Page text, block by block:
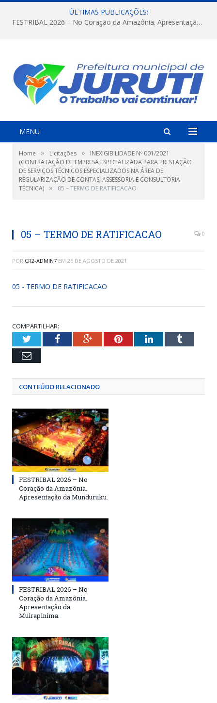
ÚLTIMAS PUBLICAÇÕES:
FESTRIBAL 2026 – No Coração da Amazônia. Apresentação da Munduruku.
MENU
Home » Licitações »
INEXIGIBILIDADE Nº 001/2021
(CONTRATAÇÃO DE EMPRESA ESPECIALIZADA PARA PRESTAÇÃO
DE SERVIÇOS TÉCNICOS ESPECIALIZADOS NA ÁREA DE
REGULARIZAÇÃO DE CONTAS, ASSESSORIA E CONSULTORIA
TÉCNICA) » 05 – TERMO DE RATIFICACAO
05 – TERMO DE RATIFICACAO 0
POR CR2-ADMIN7 EM 26 DE AGOSTO DE 2021
05 - TERMO DE RATIFICACAO
COMPARTILHAR:
TwitterFacebookGoogle+PinterestLinkedInTumblr
Email
CONTEÚDO RELACIONADO
FESTRIBAL 2026 – No
Coração da Amazônia.
Apresentação da Munduruku.
FESTRIBAL 2026 – No
Coração da Amazônia.
Apresentação da
Muirapinima.